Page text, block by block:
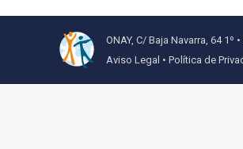
ONAY, C/ Baja Navarra, 64 1º
Aviso Legal • Política de